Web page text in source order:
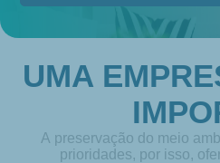
UMA
A preservação do meio
prioridades, por isso,